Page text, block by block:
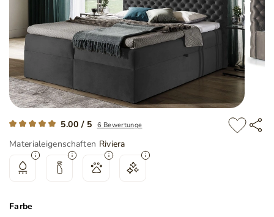
5.00 / 5 6 Bewertunge
Materialeigenschaften Riviera
Farbe